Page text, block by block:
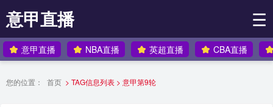
意甲直播 ☰
意甲直播 NBA直播 英超直播 CBA直播
您的位置： 首页 > TAG信息列表 > 意甲第9轮